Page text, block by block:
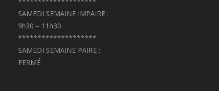
SAMEDI SEMAINE IMPAIRE :
9h30 – 11h30
********************
SAMEDI SEMAINE PAIRE :
FERMÉ